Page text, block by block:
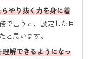
やり抜く力を身に着
で言うと、設定した目
と思います。
解できるようになっ